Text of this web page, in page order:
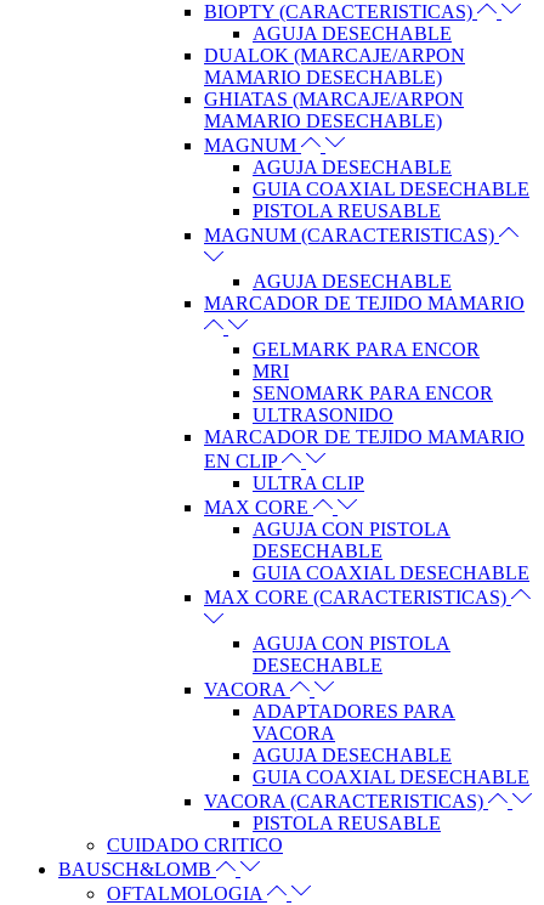
BIOPTY (CARACTERISTICAS)
AGUJA DESECHABLE
DUALOK (MARCAJE/ARPON
MAMARIO DESECHABLE)
GHIATAS (MARCAJE/ARPON
MAMARIO DESECHABLE)
MAGNUM
AGUJA DESECHABLE
GUIA COAXIAL DESECHABLE
PISTOLA REUSABLE
MAGNUM (CARACTERISTICAS)
AGUJA DESECHABLE
MARCADOR DE TEJIDO MAMARIO
GELMARK PARA ENCOR
MRI
SENOMARK PARA ENCOR
ULTRASONIDO
MARCADOR DE TEJIDO MAMARIO
EN CLIP
ULTRA CLIP
MAX CORE
AGUJA CON PISTOLA
DESECHABLE
GUIA COAXIAL DESECHABLE
MAX CORE (CARACTERISTICAS)
AGUJA CON PISTOLA
DESECHABLE
VACORA
ADAPTADORES PARA
VACORA
AGUJA DESECHABLE
GUIA COAXIAL DESECHABLE
VACORA (CARACTERISTICAS)
PISTOLA REUSABLE
CUIDADO CRITICO
BAUSCH&LOMB
OFTALMOLOGIA